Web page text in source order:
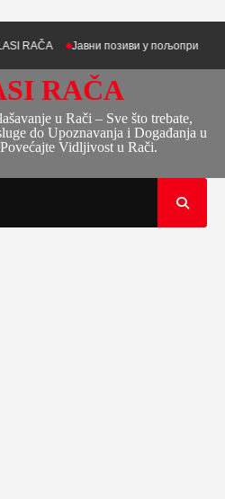
Јавни позиви у пољопривреди за
RAČA
u Rači – Sve što trebate,
do Upoznavanja i Događanja u
Vidljivost u Rači.